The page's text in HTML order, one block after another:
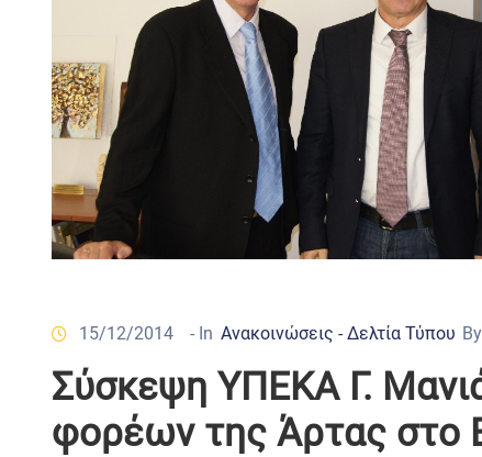
15/12/2014 - In Ανακοινώσεις - Δελτία Τύπου By
Σύσκεψη ΥΠΕΚΑ Γ.
φορέων της Άρτας στο